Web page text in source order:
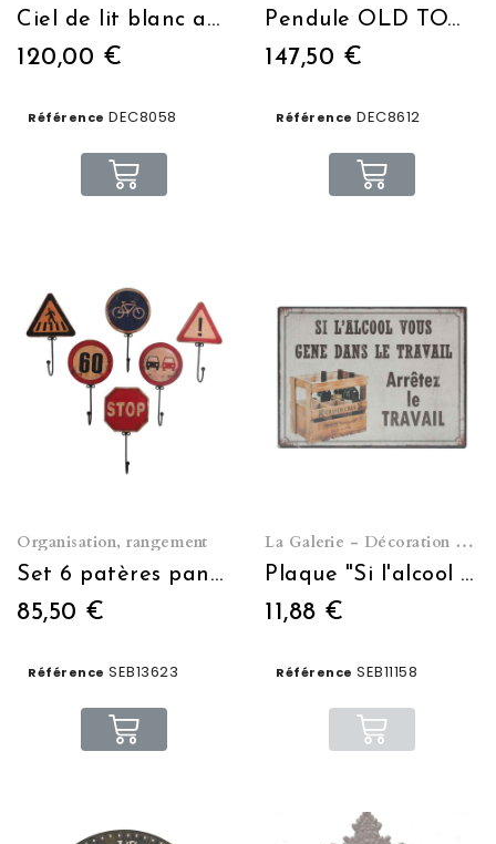
Ciel de lit blanc antique décor roses
120,00 €
Référence DEC8058
Pendule OLD TOWN
147,50 €
Référence DEC8612
Organisation, rangement
Set 6 patères panneaux de signalisation
85,50 €
Référence SEB13623
La Galerie - Décoration murale
Plaque "Si l'alcool vous ...." 20*15
11,88 €
Référence SEB11158